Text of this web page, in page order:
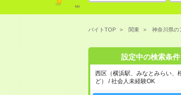
バイトTOP 関東 神奈川県の
設定中の検索条件
西区（横浜駅、みなとみらい、
ど） / 社会人未経験OK